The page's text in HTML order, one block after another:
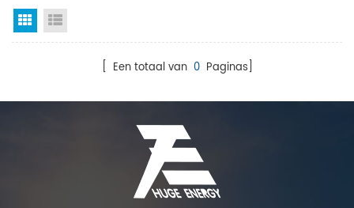
Rasterweergave
[ Een totaal van 0Paginas]